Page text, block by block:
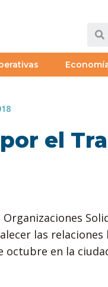
el
Organizaciones
las
octubre en la